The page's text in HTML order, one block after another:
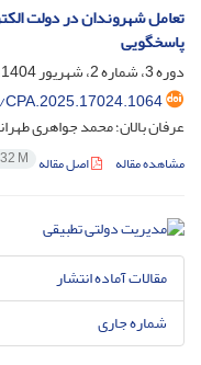
تعامل شهروندان در دولت
پاسخگویی
دوره 3، شماره 2، شهریور 1404، صفحه
عرفان بالان؛ محمد جواهری
مشاهده مقاله اصل مقاله M
مقالات آماده انتشار
شماره جاری